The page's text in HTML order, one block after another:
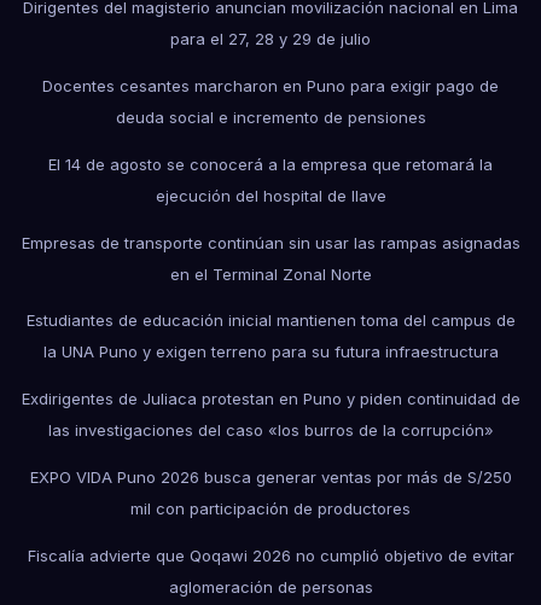
Dirigentes del magisterio anuncian movilización nacional en Lima
para el 27, 28 y 29 de julio
Docentes cesantes marcharon en Puno para exigir pago de
deuda social e incremento de pensiones
El 14 de agosto se conocerá a la empresa que retomará la
ejecución del hospital de Ilave
Empresas de transporte continúan sin usar las rampas asignadas
en el Terminal Zonal Norte
Estudiantes de educación inicial mantienen toma del campus de
la UNA Puno y exigen terreno para su futura infraestructura
Exdirigentes de Juliaca protestan en Puno y piden continuidad de
las investigaciones del caso «los burros de la corrupción»
EXPO VIDA Puno 2026 busca generar ventas por más de S/250
mil con participación de productores
Fiscalía advierte que Qoqawi 2026 no cumplió objetivo de evitar
aglomeración de personas